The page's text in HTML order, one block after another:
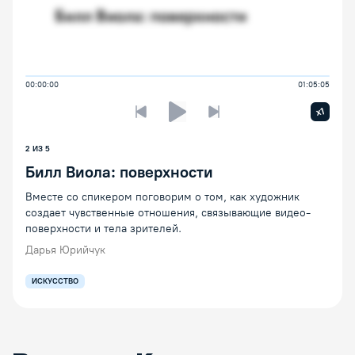
00:00:00 01:05:05
Предыдущая лекцияСледующая лекция
x1
2 ИЗ 5
Билл Виола: поверхности
Вместе со спикером поговорим о том, как художник
создает чувственные отношения, связывающие видео-
поверхности и тела зрителей.
Дарья Юрийчук
ИСКУССТВО